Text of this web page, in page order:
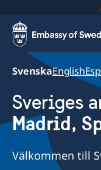
SvenskaEnglish
Sveriges
Madrid,
Välkommen till